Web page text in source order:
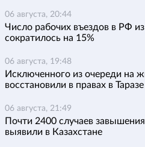
06 августа, 20:44
Число рабочих въездов в РФ
сократилось на 15%
06 августа, 19:48
Исключенного из очереди на
восстановили в правах в Таразе
06 августа, 21:49
Почти 2400 случаев
выявили в Казахстане